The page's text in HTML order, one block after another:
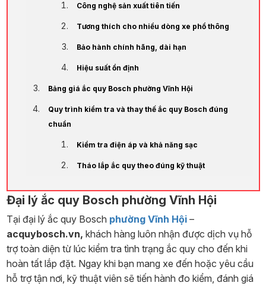
Công nghệ sản xuất tiên tiến
Tương thích cho nhiều dòng xe phổ thông
Bảo hành chính hãng, dài hạn
Hiệu suất ổn định
Bảng giá ắc quy Bosch phường Vĩnh Hội
Quy trình kiểm tra và thay thế ắc quy Bosch đúng
chuẩn
Kiểm tra điện áp và khả năng sạc
Tháo lắp ắc quy theo đúng kỹ thuật
Đại lý ắc quy Bosch phường Vĩnh Hội
Tại đại lý ắc quy Bosch phường Vĩnh Hội–
acquybosch.vn, khách hàng luôn nhận được dịch vụ hỗ
trợ toàn diện từ lúc kiểm tra tình trạng ắc quy cho đến khi
hoàn tất lắp đặt. Ngay khi bạn mang xe đến hoặc yêu cầu
hỗ trợ tận nơi, kỹ thuật viên sẽ tiến hành đo kiểm, đánh giá